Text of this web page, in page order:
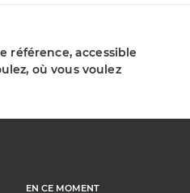
référence, accessible
où vous voulez
EN CE MOMENT